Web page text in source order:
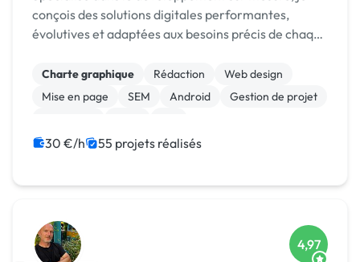
conçois des solutions digitales performantes,
évolutives et adaptées aux besoins précis de chaque
Charte graphique Rédaction
Web design
Mise en page
SEM Android
Gestion de projet
30 €/h 55 projets réalisés
4,97